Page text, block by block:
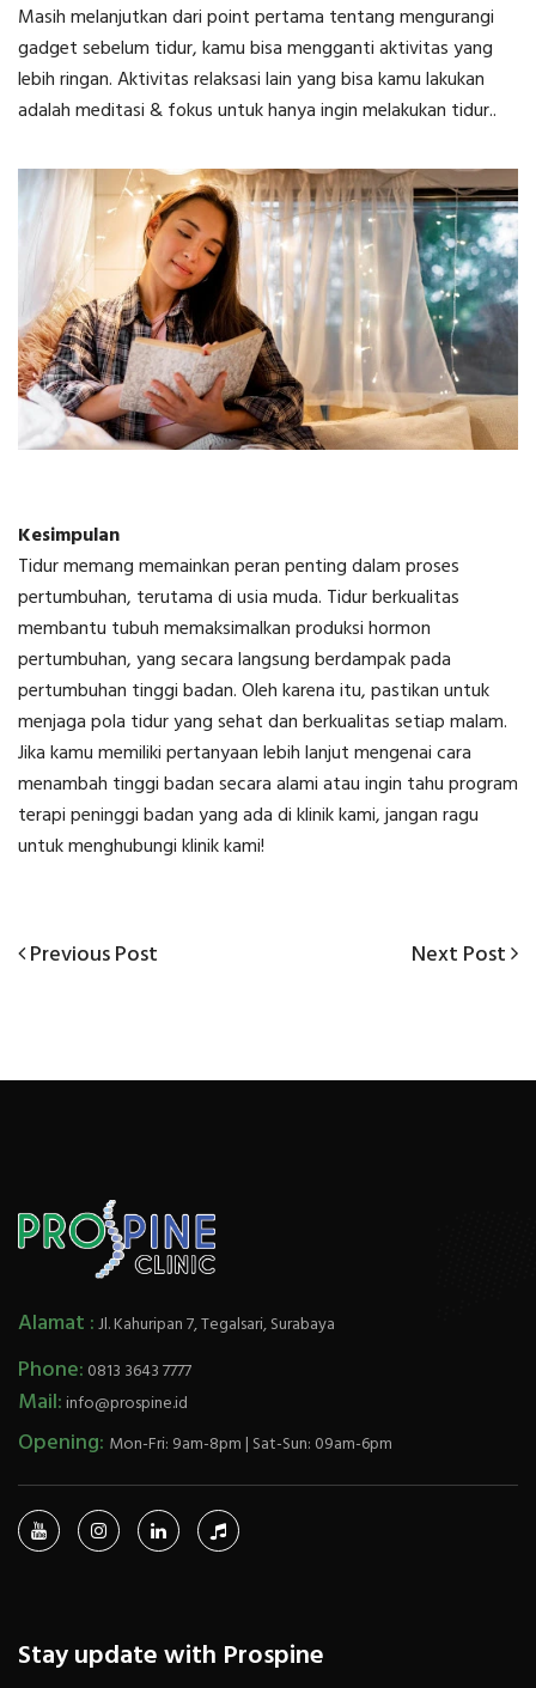
Masih melanjutkan dari point pertama tentang mengurangi
gadget sebelum tidur, kamu bisa mengganti aktivitas yang
lebih ringan. Aktivitas relaksasi lain yang bisa kamu lakukan
adalah meditasi & fokus untuk hanya ingin melakukan tidur..
Kesimpulan
Tidur memang memainkan peran penting dalam proses
pertumbuhan, terutama di usia muda. Tidur berkualitas
membantu tubuh memaksimalkan produksi hormon
pertumbuhan, yang secara langsung berdampak pada
pertumbuhan tinggi badan. Oleh karena itu, pastikan untuk
menjaga pola tidur yang sehat dan berkualitas setiap malam.
Jika kamu memiliki pertanyaan lebih lanjut mengenai cara
menambah tinggi badan secara alami atau ingin tahu program
terapi peninggi badan yang ada di klinik kami, jangan ragu
untuk menghubungi klinik kami!
Post
Previous
Previous Post
Next
Next Post
Alamat :Jl. Kahuripan 7, Tegalsari, Surabaya
Phone: 0813 3643 7777
Mail:info@prospine.id
Opening: Mon-Fri: 9am-8pm | Sat-Sun: 09am-6pm
Stay update with Prospine